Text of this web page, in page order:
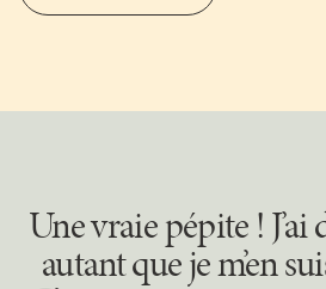
Une vraie pépite !
autant que je m’en